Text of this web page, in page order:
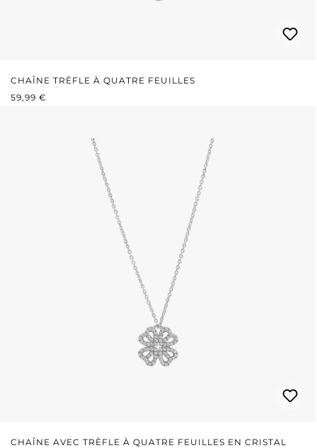
CHAÎNE TRÈFLE À QUATRE FEUILLES
PRIX RÉGULIER :
59,99 €
CHAÎNE AVEC TRÈFLE À QUATRE FEUILLES EN CRISTAL